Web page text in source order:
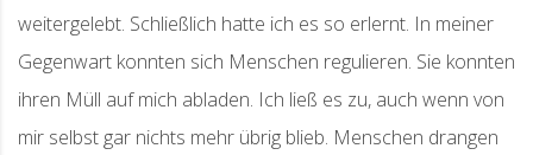
weitergelebt. Schließlich hatte ich es so erlernt. In meiner
Gegenwart konnten sich Menschen regulieren. Sie konnten
ihren Müll auf mich abladen. Ich ließ es zu, auch wenn von
mir selbst gar nichts mehr übrig blieb. Menschen drangen